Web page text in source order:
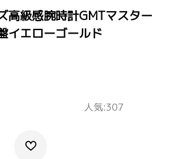
高級感腕時計GMTマスター
イエローゴールド
人気:307